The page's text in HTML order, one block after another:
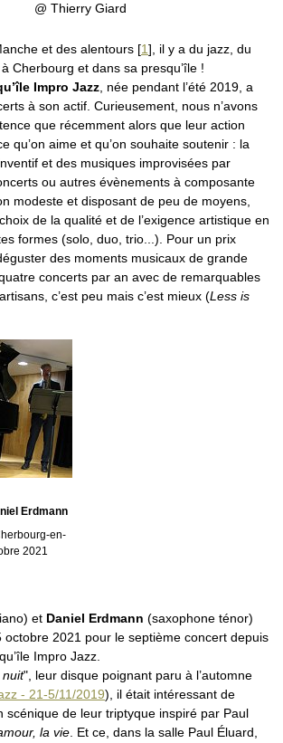
@ Thierry Giard
et des alentours [1] , il y a du jazz, du
Cherbourg et dans sa presqu’île !
Impro Jazz , née pendant l’été 2019, a
à son actif. Curieusement, nous n’avons
que récemment alors que leur action
qu’on aime et qu’on souhaite soutenir : la
et des musiques improvisées par
ou autres évènements à composante
modeste et disposant de peu de moyens,
de la qualité et de l’exigence artistique en
formes (solo, duo, trio...). Pour un prix
des moments musicaux de grande
concerts par an avec de remarquables
c’est peu mais c’est mieux (Less is
Erdmann
en-
2021
et Daniel Erdmann (saxophone ténor)
octobre 2021 pour le septième concert depuis
Impro Jazz.
nuit", leur disque poignant paru à l’automne
- 21-5/11/2019), il était intéressant de
scénique de leur triptyque inspiré par Paul
la vie . Et ce, dans la salle Paul Éluard,